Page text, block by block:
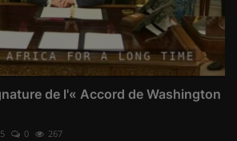
de l'« Accord de Washington
0 267